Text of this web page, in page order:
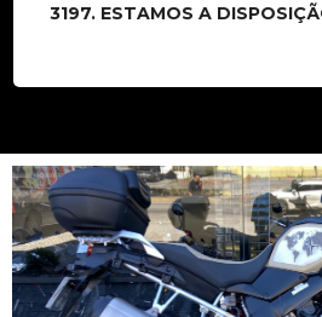
3197. ESTAMOS A